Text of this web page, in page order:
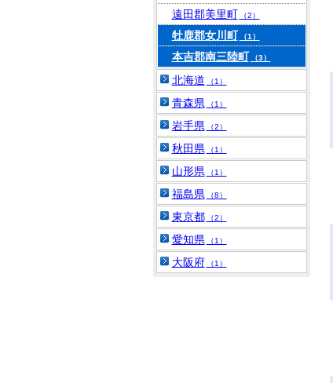
遠田郡美里町 （2）
牡鹿郡女川町 （1）
本吉郡南三陸町 （3）
北海道 （1）
青森県 （1）
岩手県 （2）
秋田県 （1）
山形県 （1）
福島県 （8）
東京都 （2）
愛知県 （1）
大阪府 （1）